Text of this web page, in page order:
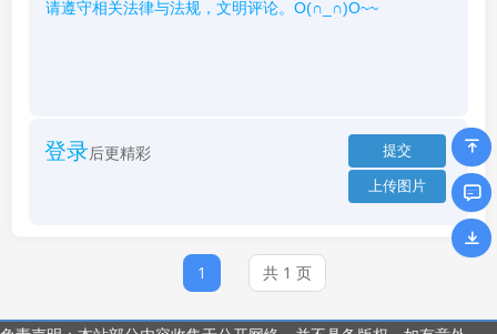
登录后更精彩
1 共 1 页